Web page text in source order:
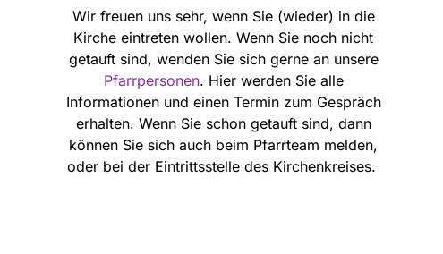
Wir freuen uns sehr, wenn Sie (wieder) in die
Kirche eintreten wollen. Wenn Sie noch nicht
getauft sind, wenden Sie sich gerne an unsere
Pfarrpersonen. Hier werden Sie alle
Informationen und einen Termin zum Gespräch
erhalten. Wenn Sie schon getauft sind, dann
können Sie sich auch beim Pfarrteam melden,
oder bei der Eintrittsstelle des Kirchenkreises.